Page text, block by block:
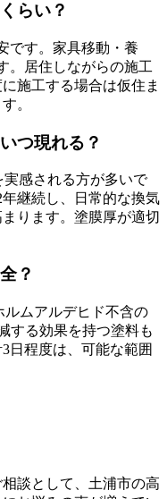
らい？
です。家具移動・養
。居住しながらの施工
施工する場合は仮住ま
。
つ現れる？
感される方が多いで
継続し、日常的な換気
ります。塗膜厚が適切
？
ムアルデヒド不含の
る効果を持つ塗料も
日程度は、可能な範囲
談として、土浦市の高